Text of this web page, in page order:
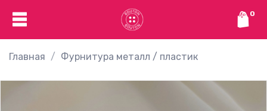
0
Главная Фурнитура металл / пластик